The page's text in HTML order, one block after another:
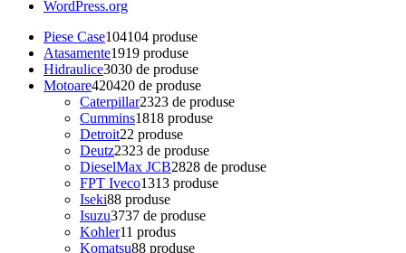
WordPress.org
Piese Case104104 produse
Atasamente1919 produse
Hidraulice3030 de produse
Motoare420420 de produse
Caterpillar2323 de produse
Cummins1818 produse
Detroit22 produse
Deutz2323 de produse
DieselMax JCB2828 de produse
FPT Iveco1313 produse
Iseki88 produse
Isuzu3737 de produse
Kohler11 produs
Komatsu88 produse